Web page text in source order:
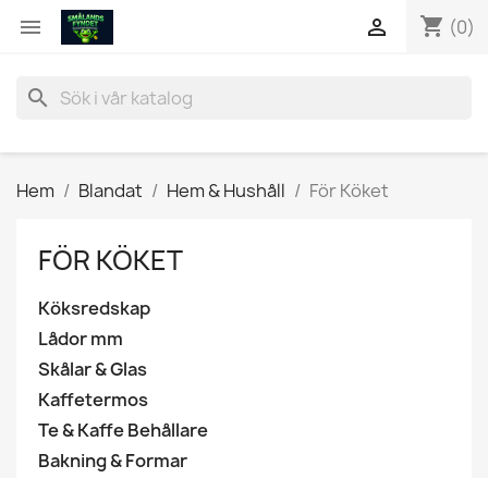
 shopping_cart (0)

search
Hem Blandat Hem & Hushåll För Köket
FÖR KÖKET
Köksredskap
Lådor mm
Skålar & Glas
Kaffetermos
Te & Kaffe Behållare
Bakning & Formar